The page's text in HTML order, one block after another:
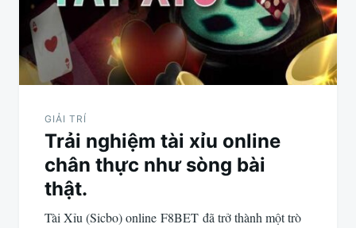
viết
GIẢI TRÍ
Trải nghiệm tài xỉu online
chân thực như sòng bài
thật.
Tài Xỉu (Sicbo) online F8BET đã trở thành một trò